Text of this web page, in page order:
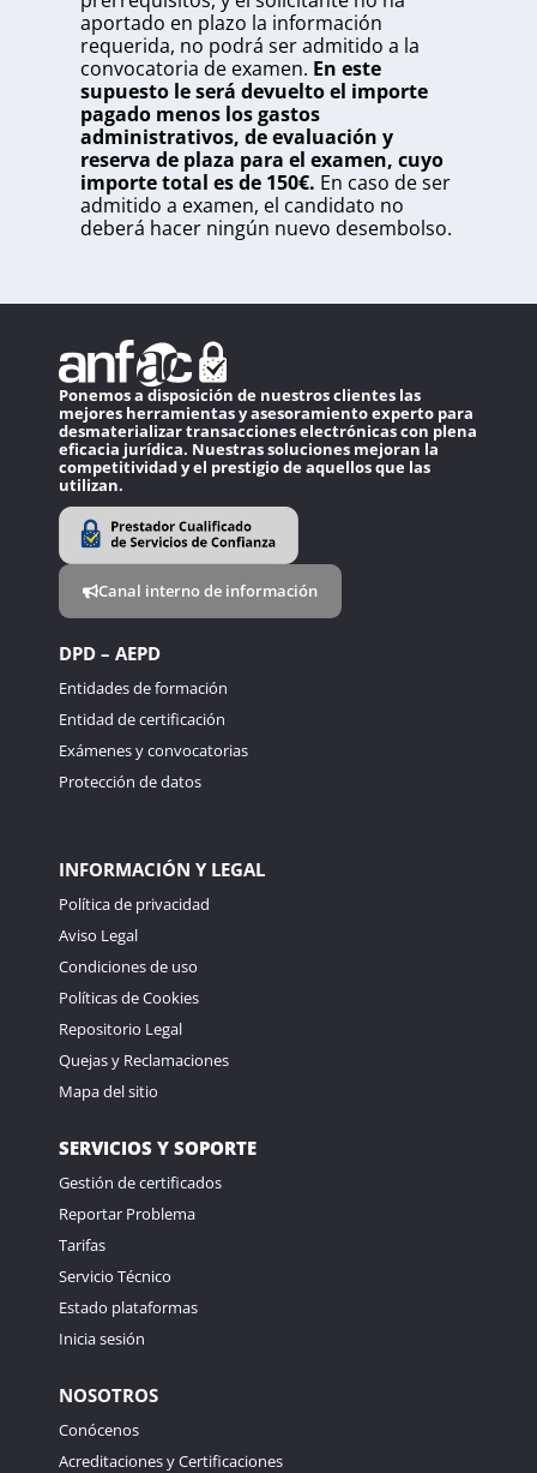
aportado en plazo la información
requerida, no podrá ser admitido a la
convocatoria de examen. En este
supuesto le será devuelto el importe
pagado menos los gastos
administrativos, de evaluación y
reserva de plaza para el examen, cuyo
importe total es de 150€. En caso de ser
admitido a examen, el candidato no
deberá hacer ningún nuevo desembolso.
Ponemos a disposición de nuestros clientes las
mejores herramientas y asesoramiento experto para
desmaterializar transacciones electrónicas con plena
eficacia jurídica. Nuestras soluciones mejoran la
competitividad y el prestigio de aquellos que las
utilizan.
Canal interno de información
DPD – AEPD
Entidades de formación
Entidad de certificación
Exámenes y convocatorias
Protección de datos
INFORMACIÓN Y LEGAL
Política de privacidad
Aviso Legal
Condiciones de uso
Políticas de Cookies
Repositorio Legal
Quejas y Reclamaciones
Mapa del sitio
SERVICIOS Y SOPORTE
Gestión de certificados
Reportar Problema
Tarifas
Servicio Técnico
Estado plataformas
Inicia sesión
NOSOTROS
Conócenos
Acreditaciones y Certificaciones